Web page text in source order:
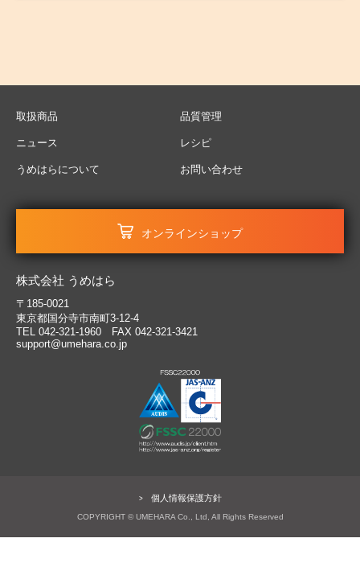
取扱商品
ニュース
うめはらについて
品質管理
レシピ
お問い合わせ
オンラインショップ
株式会社 うめはら
〒185-0021
東京都国分寺市南町3-12-4
TEL 042-321-1960 FAX 042-321-3421
support@umehara.co.jp
個人情報保護方針
COPYRIGHT © UMEHARA Co., Ltd, All Rights Reserved